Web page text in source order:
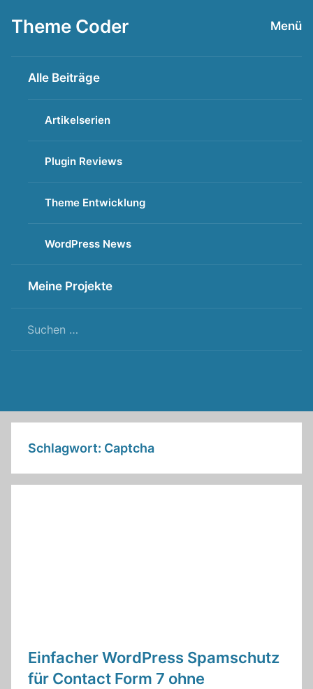
Inhalt
Theme Coder Menü
Alle Beiträge
Artikelserien
Plugin Reviews
Theme Entwicklung
WordPress News
Meine Projekte
Schlagwort: Captcha
Einfacher WordPress Spamschutz
für Contact Form 7 ohne